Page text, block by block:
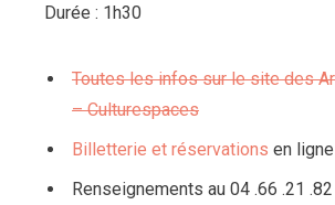
Durée : 1h30
Toutes les infos sur le site des
– Culturespaces
Billetterie et réservations en ligne
Renseignements au 04 .66 .21